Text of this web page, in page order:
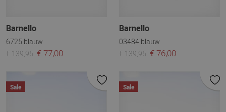
Barnello
6725 blauw
€ 139,95 € 77,00
Barnello
03484 blauw
€ 139,95 € 76,00
Sale Sale